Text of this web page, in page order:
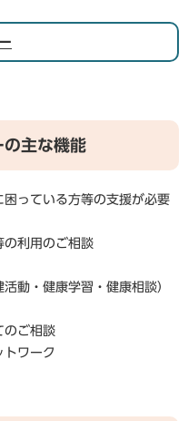
の主な機能
っている方等の支援が必要
の利用のご相談
動・健康学習・健康相談）
のご相談
トワーク